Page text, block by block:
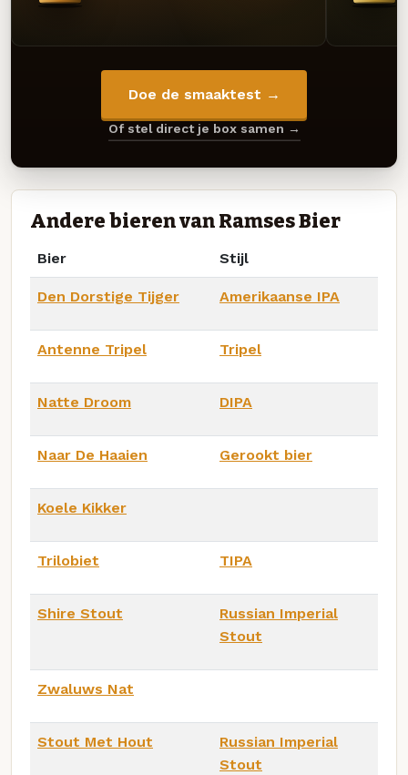
Doe de smaaktest →
Of stel direct je box samen →
Andere bieren van Ramses Bier
Bier Stijl
Den Dorstige Tijger Amerikaanse IPA
Antenne Tripel Tripel
Natte Droom DIPA
Naar De Haaien Gerookt bier
Koele Kikker
Trilobiet TIPA
Shire Stout
Russian Imperial
Stout
Zwaluws Nat
Stout Met Hout
Russian Imperial
Stout